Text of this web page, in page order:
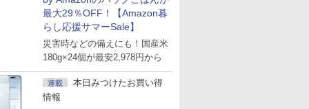
最大29％OFF！【Amazon暮
らし応援サマーSale】
災害時などの備えにも！国産米
180g×24個が最安2,978円から
連載
本日みつけたお買い得
情報